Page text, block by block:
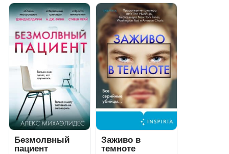
Безмолвный
пациент
Заживо в
темноте